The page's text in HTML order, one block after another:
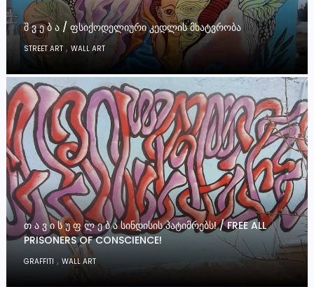
Შ Ვ Ე Ბ Ა / ᲤᲡᲘᲥᲝᲓᲔᲚᲘᲣᲠᲘ ᲙᲔᲓᲚᲘᲡ ᲛᲮᲐᲢᲕᲠᲝᲑᲐ
STREET ART ,WALL ART
Თ Ა Ვ Ი Ს Უ Ფ Ლ Ე Ბ Ა ᲡᲘᲜᲓᲘᲡᲘᲡ ᲞᲐᲢᲘᲛᲠᲔᲑᲡ! / FREE ALL
PRISONERS OF CONSCIENCE!
GRAFFITI ,WALL ART